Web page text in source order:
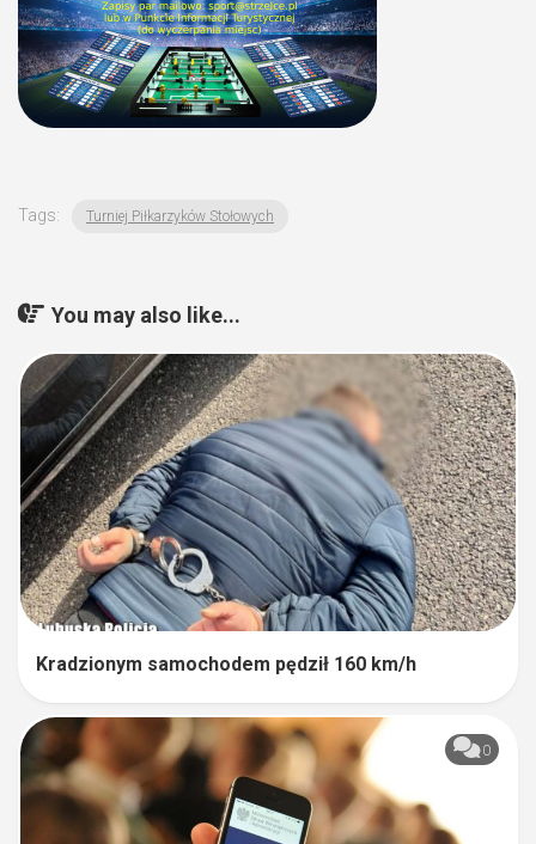
Tags: Turniej Piłkarzyków Stołowych
You may also like...
Kradzionym samochodem pędził 160 km/h
0